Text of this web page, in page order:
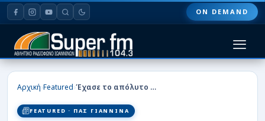
ON DEMAND
HOME
Αρχική›Featured› Έχασε το απόλυτο στα πέναλτι ο Εραμούσπε, που έχει πλέον 10 στα 11!
FEATURED · ΠΑΣ ΓΙΑΝΝΙΝΑ